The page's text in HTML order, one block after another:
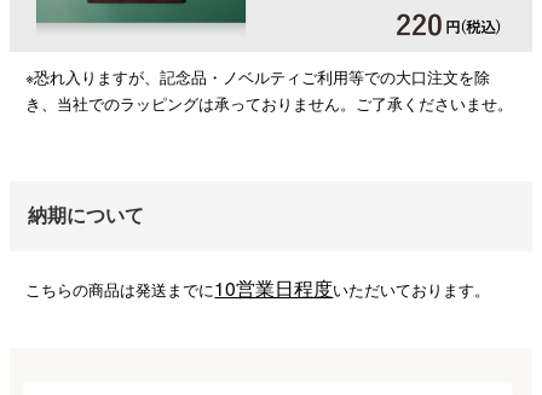
※恐れ入りますが、記念品・ノベルティご利用等での大口注文を除
き、当社でのラッピングは承っておりません。ご了承くださいませ。
納期について
こちらの商品は発送までに10営業日程度いただいております。